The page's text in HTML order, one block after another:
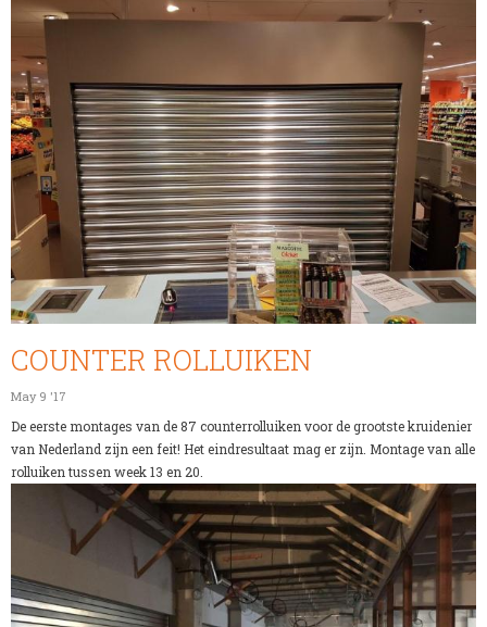
COUNTER ROLLUIKEN
May 9 '17
De eerste montages van de 87 counterrolluiken voor de grootste kruidenier
van Nederland zijn een feit! Het eindresultaat mag er zijn. Montage van alle
rolluiken tussen week 13 en 20.